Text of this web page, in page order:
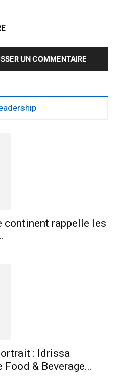
UN COMMENTAIRE
continent rappelle les
: Idrissa
Food & Beverage...